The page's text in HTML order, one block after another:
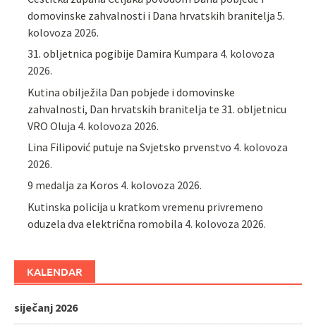
domovinske zahvalnosti i Dana hrvatskih branitelja 5.
kolovoza 2026.
31. obljetnica pogibije Damira Kumpara 4. kolovoza
2026.
Kutina obilježila Dan pobjede i domovinske
zahvalnosti, Dan hrvatskih branitelja te 31. obljetnicu
VRO Oluja 4. kolovoza 2026.
Lina Filipović putuje na Svjetsko prvenstvo 4. kolovoza
2026.
9 medalja za Koros 4. kolovoza 2026.
Kutinska policija u kratkom vremenu privremeno
oduzela dva električna romobila 4. kolovoza 2026.
KALENDAR
siječanj 2026